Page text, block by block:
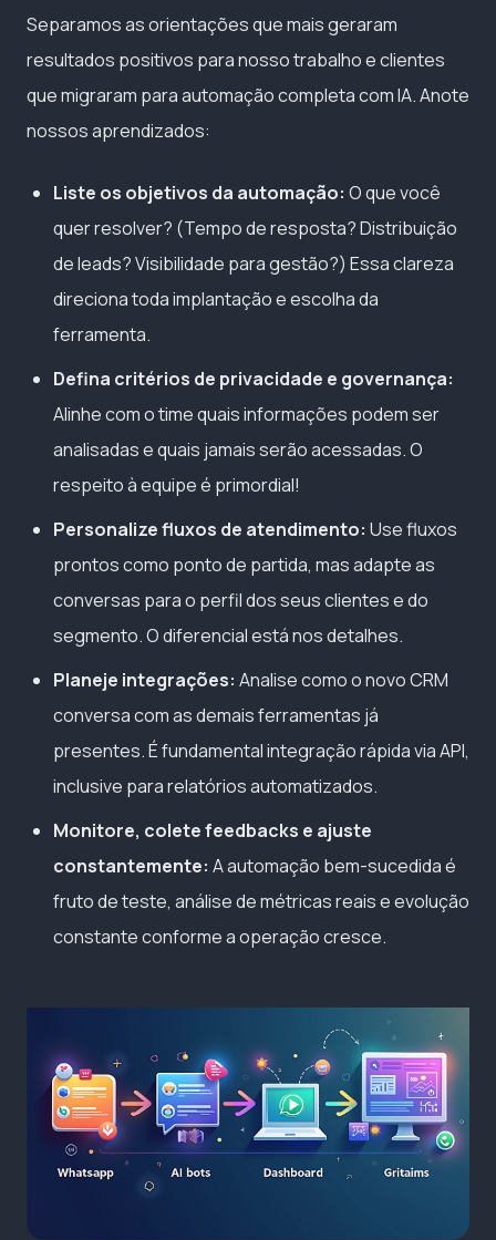
Separamos as orientações que mais geraram
resultados positivos para nosso trabalho e clientes
que migraram para automação completa com IA. Anote
nossos aprendizados:
Liste os objetivos da automação: O que você
quer resolver? (Tempo de resposta? Distribuição
de leads? Visibilidade para gestão?) Essa clareza
direciona toda implantação e escolha da
ferramenta.
Defina critérios de privacidade e governança:
Alinhe com o time quais informações podem ser
analisadas e quais jamais serão acessadas. O
respeito à equipe é primordial!
Personalize fluxos de atendimento: Use fluxos
prontos como ponto de partida, mas adapte as
conversas para o perfil dos seus clientes e do
segmento. O diferencial está nos detalhes.
Planeje integrações: Analise como o novo CRM
conversa com as demais ferramentas já
presentes. É fundamental integração rápida via API,
inclusive para relatórios automatizados.
Monitore, colete feedbacks e ajuste
constantemente: A automação bem-sucedida é
fruto de teste, análise de métricas reais e evolução
constante conforme a operação cresce.